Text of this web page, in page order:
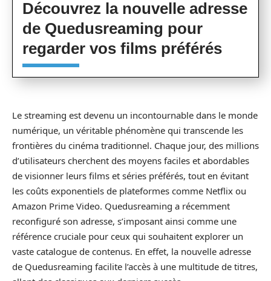
Découvrez la nouvelle adresse
de Quedusreaming pour
regarder vos films préférés
Le streaming est devenu un incontournable dans le monde
numérique, un véritable phénomène qui transcende les
frontières du cinéma traditionnel. Chaque jour, des millions
d’utilisateurs cherchent des moyens faciles et abordables
de visionner leurs films et séries préférés, tout en évitant
les coûts exponentiels de plateformes comme Netflix ou
Amazon Prime Video. Quedusreaming a récemment
reconfiguré son adresse, s’imposant ainsi comme une
référence cruciale pour ceux qui souhaitent explorer un
vaste catalogue de contenus. En effet, la nouvelle adresse
de Quedusreaming facilite l’accès à une multitude de titres,